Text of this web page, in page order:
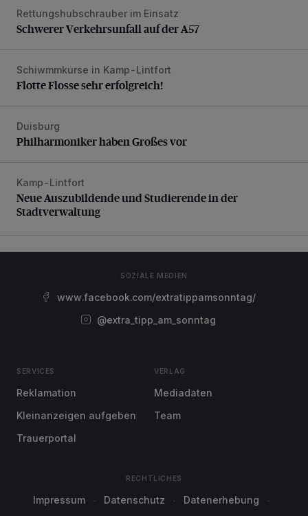
Schwerer Verkehrsunfall auf der A57
Rettungshubschrauber im Einsatz
Schwerer Verkehrsunfall auf der A57
Flotte Flosse sehr erfolgreich!
Schiwmmkurse in Kamp-Lintfort
Flotte Flosse sehr erfolgreich!
Philharmoniker haben Großes vor
Duisburg
Philharmoniker haben Großes vor
Neue Auszubildende und Studierende in der
Kamp-Lintfort
Neue Auszubildende und Studierende in der
Stadtverwaltung
SOZIALE MEDIEN
www.facebook.com/extratippamsonntag/
@extra_tipp_am_sonntag
SERVICES
Reklamation
Kleinanzeigen aufgeben
Trauerportal
VERLAG
Mediadaten
Team
RECHTLICHES
Impressum Datenschutz Datenerhebung